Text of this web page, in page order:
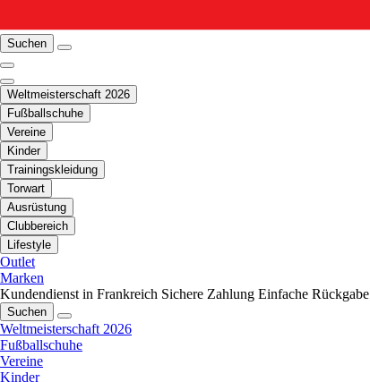
Suchen
Weltmeisterschaft 2026
Fußballschuhe
Vereine
Kinder
Trainingskleidung
Torwart
Ausrüstung
Clubbereich
Lifestyle
Outlet
Marken
Kundendienst in Frankreich Sichere Zahlung Einfache Rückgabe
Suchen
Weltmeisterschaft 2026
Fußballschuhe
Vereine
Kinder